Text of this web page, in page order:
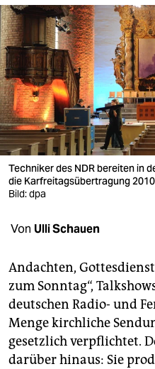
berlin
nord
wahrheit
verlag
verlag
veranstaltungen
unterstützen
abo
genossenschaft
epaper login
Techniker des NDR bereiten in
die Karfreitagsübertragung
Bild: dpa
Von Ulli Schauen
Andachten,
zum Sonntag“,
deutschen Radio- und
Menge kirchliche
gesetzlich verpflichtet.
darüber hinaus: Sie